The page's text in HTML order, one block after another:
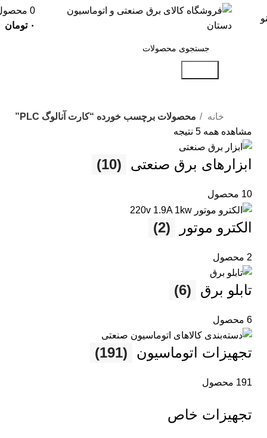
0
۰ تومان
خانه
محصولات برچسب خورده “کارت آنالوگ PLC”
مشاهده همه 5 نتیجه
ابزارهای برق صنعتی (10)
10 محصول
الکترو موتور (2)
2 محصول
تابلو برق (6)
6 محصول
تجهیزات اتوماسیون (191)
191 محصول
تجهیزات خاص